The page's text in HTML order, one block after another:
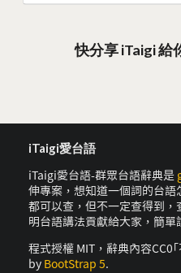
快分享 iTaigi 給
iTaigi愛台語
iTaigi愛台語-群眾台語辭典是
伸專案，想知道一個詞的台
都可以查，但不一定查得到
明台語講法貢獻給大家，簡
程式授權 MIT，辭典內容CC0
by BootStrap 5.